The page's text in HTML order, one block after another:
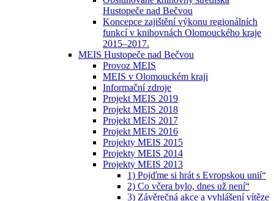
Hustopeče nad Bečvou
Koncepce zajištění výkonu regionálních
funkcí v knihovnách Olomouckého kraje
2015–2017.
MEIS Hustopeče nad Bečvou
Provoz MEIS
MEIS v Olomouckém kraji
Informační zdroje
Projekt MEIS 2019
Projekt MEIS 2018
Projekt MEIS 2017
Projekt MEIS 2016
Projekty MEIS 2015
Projekty MEIS 2014
Projekty MEIS 2013
1) Pojďme si hrát s Evropskou unií“
2) Co včera bylo, dnes už není“
3) Závěrečná akce a vyhlášení vítěze